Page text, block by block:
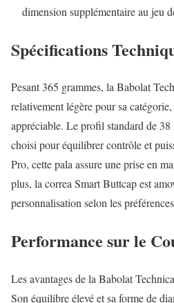
dimension supplémentaire au jeu
Spécifications
Pesant 365 grammes, la Babolat
relativement légère pour sa
appréciable. Le profil standard de 38
choisi pour équilibrer contrôle et
Pro, cette pala assure une prise en
plus, la correa Smart Buttcap est
personnalisation selon les
Performance sur le
Les avantages de la Babolat
Son équilibre élevé et sa forme de